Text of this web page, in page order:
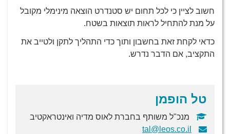
חשוב לציין כי לכל תחום יש סטנדרט הוצאה מינימלי מקובל
על מנת להתחיל לראות תוצאות בשטח.
כדאי לקחת זאת בחשבון ותוך כדי התהליך לתקן ולטייב את
התקציב, אם הדבר נדרש.
טל הופמן
מנכ"ל משותף בחברת לאוס מדיה ואינטראקטיב
tal@leos.co.il